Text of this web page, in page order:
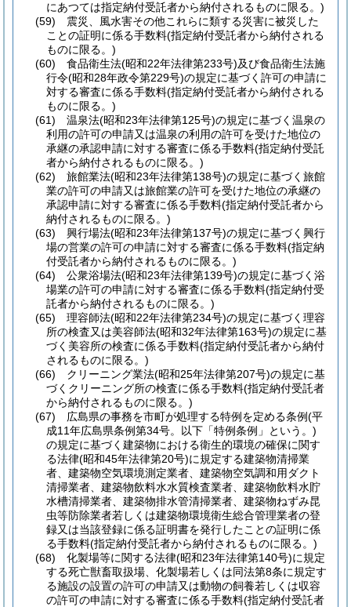
にあつては指定納付受託者から納付されるものに限る。)
(59)
震災、風水害その他これらに類する災害に被災した
ことの証明に係る手数料(指定納付受託者から納付される
ものに限る。)
(60)
食品衛生法(昭和22年法律第233号)及び食品衛生法施
行令(昭和28年政令第229号)の規定に基づく許可の申請に
対する審査に係る手数料(指定納付受託者から納付される
ものに限る。)
(61)
温泉法(昭和23年法律第125号)の規定に基づく温泉の
利用の許可の申請又は温泉の利用の許可を受けた地位の
承継の承認申請に対する審査に係る手数料(指定納付受託
者から納付されるものに限る。)
(62)
旅館業法(昭和23年法律第138号)の規定に基づく旅館
業の許可の申請又は旅館業の許可を受けた地位の承継の
承認申請に対する審査に係る手数料(指定納付受託者から
納付されるものに限る。)
(63)
興行場法(昭和23年法律第137号)の規定に基づく興行
場の営業の許可の申請に対する審査に係る手数料(指定納
付受託者から納付されるものに限る。)
(64)
公衆浴場法(昭和23年法律第139号)の規定に基づく浴
場業の許可の申請に対する審査に係る手数料(指定納付受
託者から納付されるものに限る。)
(65)
理容師法(昭和22年法律第234号)の規定に基づく理容
所の検査又は美容師法(昭和32年法律第163号)の規定に基
づく美容所の検査に係る手数料(指定納付受託者から納付
されるものに限る。)
(66)
クリーニング業法(昭和25年法律第207号)の規定に基
づくクリーニング所の検査に係る手数料(指定納付受託者
から納付されるものに限る。)
(67)
広島県の事務を市町が処理する特例を定める条例(平
成11年広島県条例第34号。以下「特例条例」という。)
の規定に基づく建築物における衛生的環境の確保に関す
る法律(昭和45年法律第20号)に規定する建築物清掃業
者、建築物空気環境測定業者、建築物空気調和用ダクト
清掃業者、建築物飲料水水質検査業者、建築物飲料水貯
水槽清掃業者、建築物排水管清掃業者、建築物ねずみ昆
虫等防除業者若しくは建築物環境衛生総合管理業者の登
録又は当該登録に係る証明書を発行したことの証明に係
る手数料(指定納付受託者から納付されるものに限る。)
(68)
化製場等に関する法律(昭和23年法律第140号)に規定
する死亡獣畜取扱場、化製場若しくは同法第8条に規定す
る施設の設置の許可の申請又は動物の飼養若しくは収容
の許可の申請に対する審査に係る手数料(指定納付受託者